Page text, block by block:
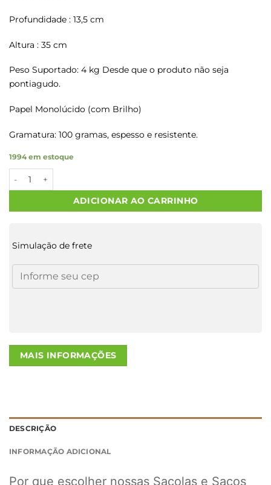
Profundidade : 13,5 cm
Altura : 35 cm
Peso Suportado: 4 kg Desde que o produto não seja
pontiagudo.
Papel Monolúcido (com Brilho)
Gramatura: 100 gramas, espesso e resistente.
1994 em estoque
ADICIONAR AO CARRINHO
Simulação de frete
MAIS INFORMAÇÕES
DESCRIÇÃO
INFORMAÇÃO ADICIONAL
Por que escolher nossas Sacolas e Sacos